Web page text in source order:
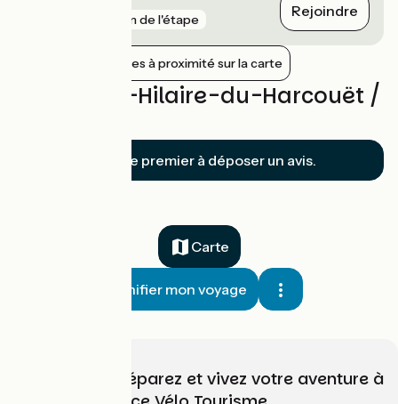
5 km de l'étape Rejoindre
Afficher les gares à proximité sur la carte
Avis sur St-Hilaire-du-Harcouët /
Soyez le premier à déposer un avis.
Carte
Planifier mon voyage
Choisissez, préparez et vivez votre aventure à